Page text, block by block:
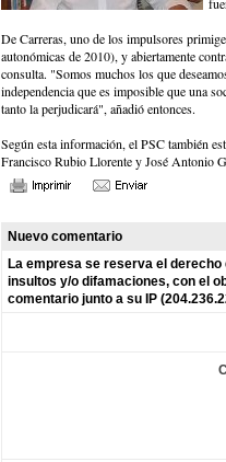
De Carreras, uno de los impulsores
autonómicas de 2010), y abiertamente
consulta. "Somos muchos los que
independencia que es imposible que una
tanto la perjudicará", añadió entonces.
Según esta información, el PSC también
Francisco Rubio Llorente y José Antonio
Nuevo comentario
La empresa se reserva el
insultos y/o difamaciones, con el
comentario junto a su IP